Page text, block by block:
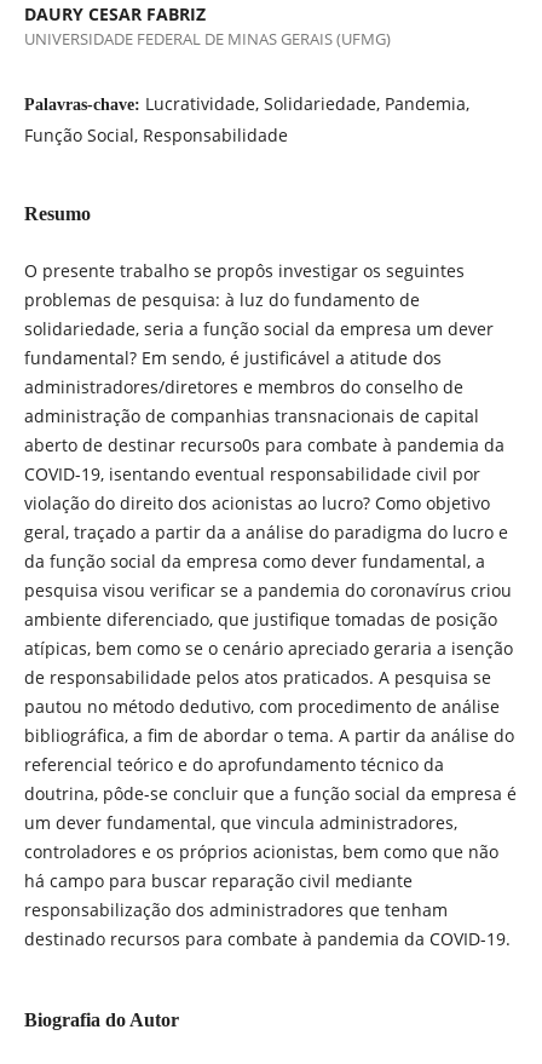
DAURY CESAR FABRIZ
UNIVERSIDADE FEDERAL DE MINAS GERAIS (UFMG)
Palavras-chave: Lucratividade, Solidariedade, Pandemia,
Função Social, Responsabilidade
Resumo
O presente trabalho se propôs investigar os seguintes
problemas de pesquisa: à luz do fundamento de
solidariedade, seria a função social da empresa um dever
fundamental? Em sendo, é justificável a atitude dos
administradores/diretores e membros do conselho de
administração de companhias transnacionais de capital
aberto de destinar recurso0s para combate à pandemia da
COVID-19, isentando eventual responsabilidade civil por
violação do direito dos acionistas ao lucro? Como objetivo
geral, traçado a partir da a análise do paradigma do lucro e
da função social da empresa como dever fundamental, a
pesquisa visou verificar se a pandemia do coronavírus criou
ambiente diferenciado, que justifique tomadas de posição
atípicas, bem como se o cenário apreciado geraria a isenção
de responsabilidade pelos atos praticados. A pesquisa se
pautou no método dedutivo, com procedimento de análise
bibliográfica, a fim de abordar o tema. A partir da análise do
referencial teórico e do aprofundamento técnico da
doutrina, pôde-se concluir que a função social da empresa é
um dever fundamental, que vincula administradores,
controladores e os próprios acionistas, bem como que não
há campo para buscar reparação civil mediante
responsabilização dos administradores que tenham
destinado recursos para combate à pandemia da COVID-19.
Biografia do Autor